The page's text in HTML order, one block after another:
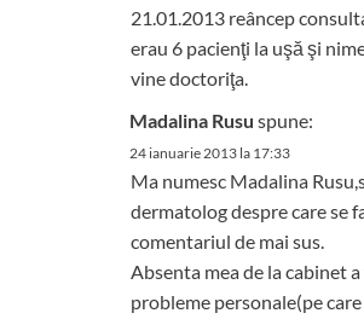
21.01.2013 reâncep
erau 6 pacienţi la uşă şi
vine doctoriţa.
Madalina Rusu spune:
24 ianuarie 2013 la 17:33
Ma numesc Madalina
dermatolog despre care se
comentariul de mai sus.
Absenta mea de la cabinet
probleme personale(pe